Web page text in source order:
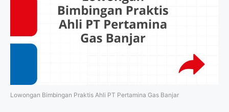
Lowongan Bimbingan Praktis Ahli PT Pertamina Gas Banjar